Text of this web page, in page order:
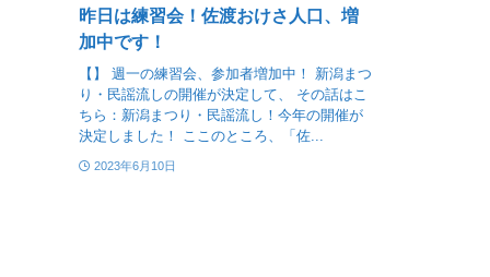
昨日は練習会！佐渡おけさ人口、増
加中です！
【】 週一の練習会、参加者増加中！ 新潟まつ
り・民謡流しの開催が決定して、 その話はこ
ちら：新潟まつり・民謡流し！今年の開催が
決定しました！ ここのところ、「佐...
2023年6月10日